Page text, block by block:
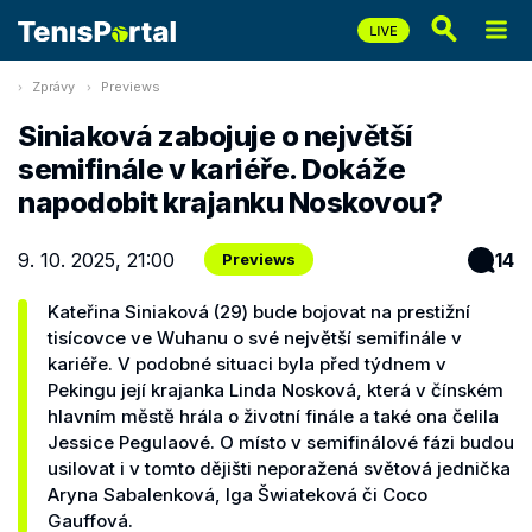
Zprávy Previews
Siniaková zabojuje o největší
semifinále v kariéře. Dokáže
napodobit krajanku Noskovou?
9. 10. 2025, 21:00 Previews 14
Kateřina Siniaková (29) bude bojovat na prestižní
tisícovce ve Wuhanu o své největší semifinále v
kariéře. V podobné situaci byla před týdnem v
Pekingu její krajanka Linda Nosková, která v čínském
hlavním městě hrála o životní finále a také ona čelila
Jessice Pegulaové. O místo v semifinálové fázi budou
usilovat i v tomto dějišti neporažená světová jednička
Aryna Sabalenková, Iga Šwiateková či Coco
Gauffová.